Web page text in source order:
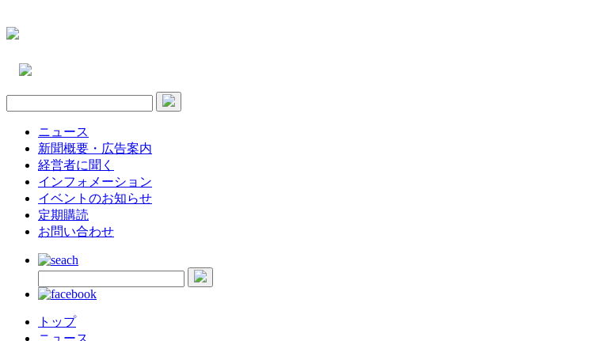
ニュース
新聞概要・広告案内
経営者に聞く
インフォメーション
イベントのお知らせ
定期購読
お問い合わせ
トップ
ニュース